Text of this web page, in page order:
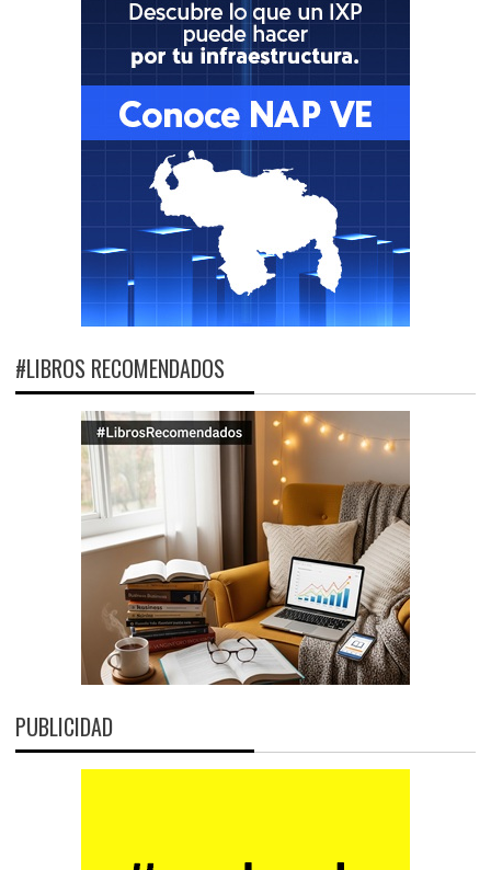
#LIBROS RECOMENDADOS
PUBLICIDAD